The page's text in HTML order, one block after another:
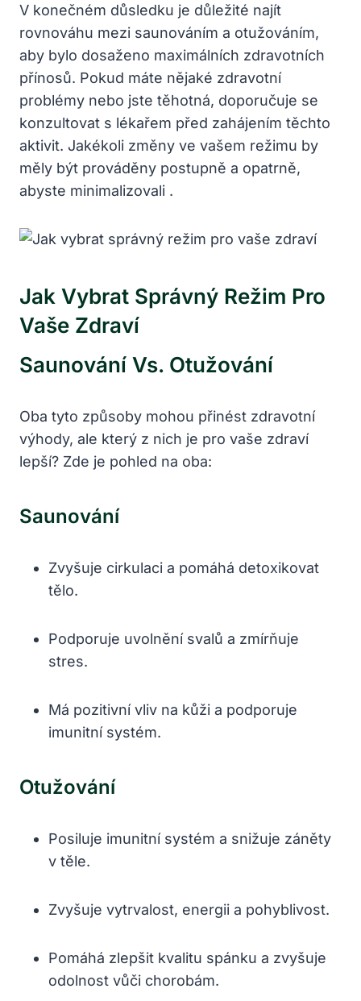
V konečném důsledku je důležité najít
rovnováhu mezi saunováním a otužováním,
aby bylo dosaženo maximálních zdravotních
přínosů. Pokud máte nějaké zdravotní
problémy nebo jste těhotná, doporučuje se
konzultovat s lékařem před zahájením těchto
aktivit. Jakékoli změny ve vašem režimu by
měly být prováděny postupně a opatrně,
abyste minimalizovali .
Jak Vybrat Správný Režim Pro
Vaše Zdraví
Saunování Vs. Otužování
Oba tyto způsoby mohou přinést zdravotní
výhody, ale který z nich je pro vaše zdraví
lepší? Zde je pohled na oba:
Saunování
Zvyšuje cirkulaci a pomáhá detoxikovat
tělo.
Podporuje uvolnění svalů a zmírňuje
stres.
Má pozitivní vliv na kůži a podporuje
imunitní systém.
Otužování
Posiluje imunitní systém a snižuje záněty
v těle.
Zvyšuje vytrvalost, energii a pohyblivost.
Pomáhá zlepšit kvalitu spánku a zvyšuje
odolnost vůči chorobám.